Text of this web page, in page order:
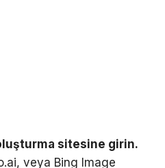
sitesine girin.
veya Bing Image